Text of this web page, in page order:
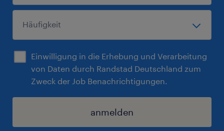
Einwilligung in die Erhebung und Verarbeitung
von Daten durch Randstad Deutschland zum
Zweck der Job Benachrichtigungen.
anmelden